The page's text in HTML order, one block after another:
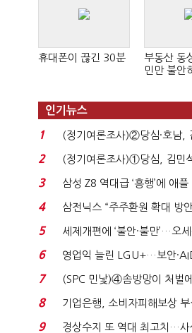
휴대폰이 끊긴 30분
부동산 동
민만 불안
인기뉴스
1
(정기여론조사)②당심·호남,
청래 '초접전'...
2
(정기여론조사)①당심, 김민
'초접전'…대통령 ...
3
삼성 Z8 역대급 ‘흥행’에 애
목…9월 ‘폴...
4
삼전닉스 “주주환원 확대 방
로이터에 성명...
5
세제개편에 ‘불안·불만’…오
세 구하기 더 ...
6
영업익 늘린 LGU+…보안
업 드라이브'...
7
(SPC 민낯)④솜방망이 처벌
생법 위반 반복...
8
기업은행, 소비자피해보상 부
이스피싱 공시 ...
9
경상수지 또 역대 최고치…